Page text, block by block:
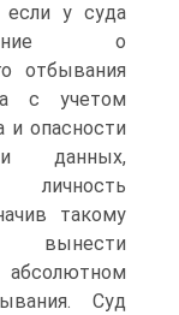
у суда
о
отбывания
с учетом
и опасности
данных,
такому
вынести
Суд